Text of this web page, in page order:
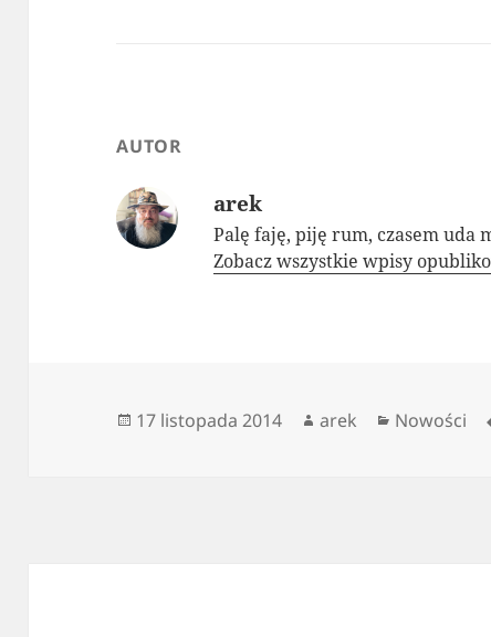
AUTOR
arek
Palę faję, piję rum, czasem uda
Zobacz wszystkie wpisy
Data
17 listopada 2014 Autor
arek Kategorie
Nowości